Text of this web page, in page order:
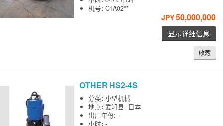
机号:C1A02**
JPY50,000,000
显示详细信息
收藏
OTHER HS2-4S
分类:小型机械
地点: 爱知县, 日本
出厂年份:-
小时:-